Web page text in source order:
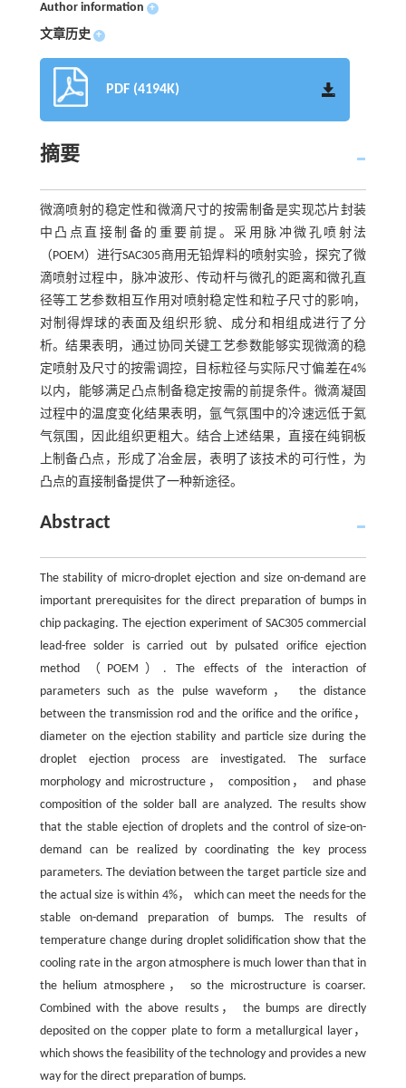
Author information +
文章历史 +
PDF (4194K)
摘要
微滴喷射的稳定性和微滴尺寸的按需制备是实现芯片封装
中凸点直接制备的重要前提。采用脉冲微孔喷射法
（POEM）进行SAC305商用无铅焊料的喷射实验，探究了微
滴喷射过程中，脉冲波形、传动杆与微孔的距离和微孔直
径等工艺参数相互作用对喷射稳定性和粒子尺寸的影响，
对制得焊球的表面及组织形貌、成分和相组成进行了分
析。结果表明，通过协同关键工艺参数能够实现微滴的稳
定喷射及尺寸的按需调控，目标粒径与实际尺寸偏差在4%
以内，能够满足凸点制备稳定按需的前提条件。微滴凝固
过程中的温度变化结果表明，氩气氛围中的冷速远低于氦
气氛围，因此组织更粗大。结合上述结果，直接在纯铜板
上制备凸点，形成了冶金层，表明了该技术的可行性，为
凸点的直接制备提供了一种新途径。
Abstract
The stability of micro-droplet ejection and size on-demand are
important prerequisites for the direct preparation of bumps in
chip packaging. The ejection experiment of SAC305 commercial
lead-free solder is carried out by pulsated orifice ejection
method （POEM）. The effects of the interaction of
parameters such as the pulse waveform， the distance
between the transmission rod and the orifice and the orifice，
diameter on the ejection stability and particle size during the
droplet ejection process are investigated. The surface
morphology and microstructure， composition， and phase
composition of the solder ball are analyzed. The results show
that the stable ejection of droplets and the control of size-on-
demand can be realized by coordinating the key process
parameters. The deviation between the target particle size and
the actual size is within 4%， which can meet the needs for the
stable on-demand preparation of bumps. The results of
temperature change during droplet solidification show that the
cooling rate in the argon atmosphere is much lower than that in
the helium atmosphere， so the microstructure is coarser.
Combined with the above results， the bumps are directly
deposited on the copper plate to form a metallurgical layer，
which shows the feasibility of the technology and provides a new
way for the direct preparation of bumps.